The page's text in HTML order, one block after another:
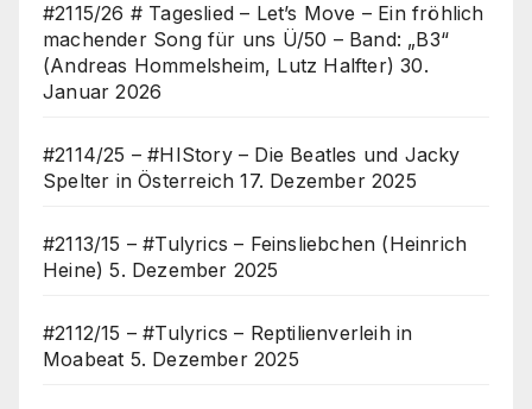
#2115/26 # Tageslied – Let’s Move – Ein fröhlich
machender Song für uns Ü/50 – Band: „B3“
(Andreas Hommelsheim, Lutz Halfter) 30.
Januar 2026
#2114/25 – #HIStory – Die Beatles und Jacky
Spelter in Österreich 17. Dezember 2025
#2113/15 – #Tulyrics – Feinsliebchen (Heinrich
Heine) 5. Dezember 2025
#2112/15 – #Tulyrics – Reptilienverleih in
Moabeat 5. Dezember 2025